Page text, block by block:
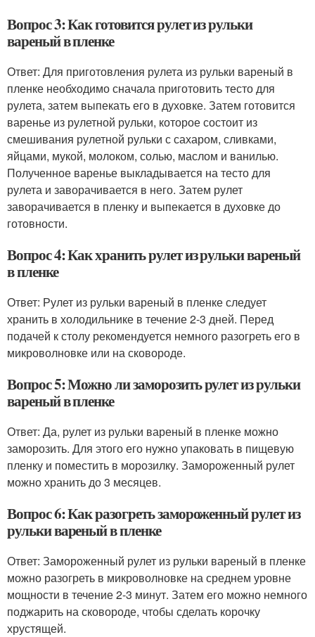
Вопрос 3: Как готовится рулет из рульки
вареный в пленке
Ответ: Для приготовления рулета из рульки вареный в
пленке необходимо сначала приготовить тесто для
рулета, затем выпекать его в духовке. Затем готовится
варенье из рулетной рульки, которое состоит из
смешивания рулетной рульки с сахаром, сливками,
яйцами, мукой, молоком, солью, маслом и ванилью.
Полученное варенье выкладывается на тесто для
рулета и заворачивается в него. Затем рулет
заворачивается в пленку и выпекается в духовке до
готовности.
Вопрос 4: Как хранить рулет из рульки вареный
в пленке
Ответ: Рулет из рульки вареный в пленке следует
хранить в холодильнике в течение 2-3 дней. Перед
подачей к столу рекомендуется немного разогреть его в
микроволновке или на сковороде.
Вопрос 5: Можно ли заморозить рулет из рульки
вареный в пленке
Ответ: Да, рулет из рульки вареный в пленке можно
заморозить. Для этого его нужно упаковать в пищевую
пленку и поместить в морозилку. Замороженный рулет
можно хранить до 3 месяцев.
Вопрос 6: Как разогреть замороженный рулет из
рульки вареный в пленке
Ответ: Замороженный рулет из рульки вареный в пленке
можно разогреть в микроволновке на среднем уровне
мощности в течение 2-3 минут. Затем его можно немного
поджарить на сковороде, чтобы сделать корочку
хрустящей.